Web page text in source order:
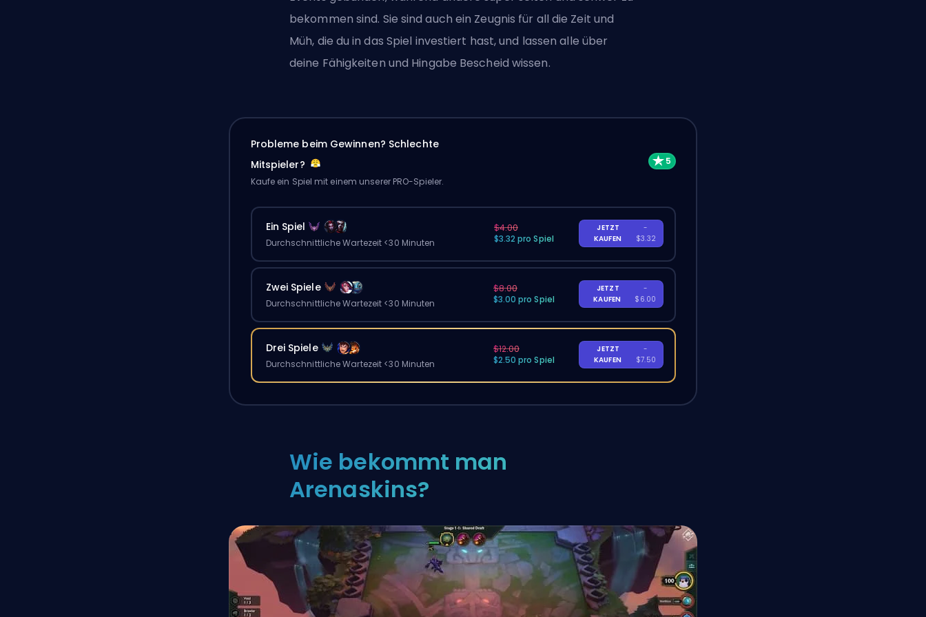
bekommen sind. Sie sind auch ein Zeugnis für all die Zeit und
Müh, die du in das Spiel investiert hast, und lassen alle über
deine Fähigkeiten und Hingabe Bescheid wissen.
Probleme beim Gewinnen? Schlechte
Mitspieler?
Kaufe ein Spiel mit einem unserer PRO-Spieler.
Ein Spiel
Durchschnittliche Wartezeit <30 Minuten
$4.00
$3.32 pro Spiel
JETZT
KAUFEN
-
$3.32
Zwei Spiele
Durchschnittliche Wartezeit <30 Minuten
$8.00
$3.00 pro Spiel
JETZT
KAUFEN
-
$6.00
Drei Spiele
Durchschnittliche Wartezeit <30 Minuten
$12.00
$2.50 pro Spiel
JETZT
KAUFEN
-
$7.50
Wie bekommt man
Arenaskins?